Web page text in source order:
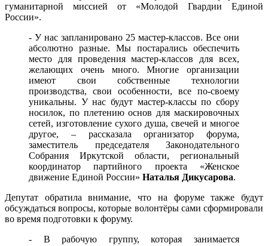
гуманитарной миссией от «Молодой Гвардии Единой
России».
- У нас запланировано 25 мастер-классов. Все они
абсолютно разные. Мы постарались обеспечить
место для проведения мастер-классов для всех,
желающих очень много. Многие организации
имеют свои собственные технологии
производства, свои особенности, все по-своему
уникальны. У нас будут мастер-классы по сбору
носилок, по плетению основ для маскировочных
сетей, изготовление сухого душа, свечей и многое
другое, – рассказала организатор форума,
заместитель председателя Законодательного
Собрания Иркутской области, региональный
координатор партийного проекта «Женское
движение Единой России» Наталья Дикусарова.
Депутат обратила внимание, что на форуме также будут
обсуждаться вопросы, которые волонтёры сами сформировали
во время подготовки к форуму.
- В рабочую группу, которая занимается